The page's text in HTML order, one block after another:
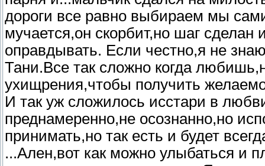
дороги все равно выбираем мы
мучается,он скорбит,но шаг сделан
оправдывать. Если честно,я не
Тани.Все так сложно когда
ухищрения,чтобы получить
И так уж сложилось исстари в
преднамеренно,не осознанно,но
принимать,но так есть и будет
...Ален,вот как можно улыбаться и